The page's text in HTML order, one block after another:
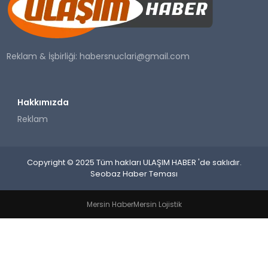
SAĞLIK
YAŞAM
Reklam & İşbirliği:habersnuclari@gmail.com
Hakkımızda
Reklam
Copyright © 2025 Tüm hakları ULAŞIM HABER 'de saklıdır.
Seobaz Haber Teması
Mersin HaberMersin Lojistik